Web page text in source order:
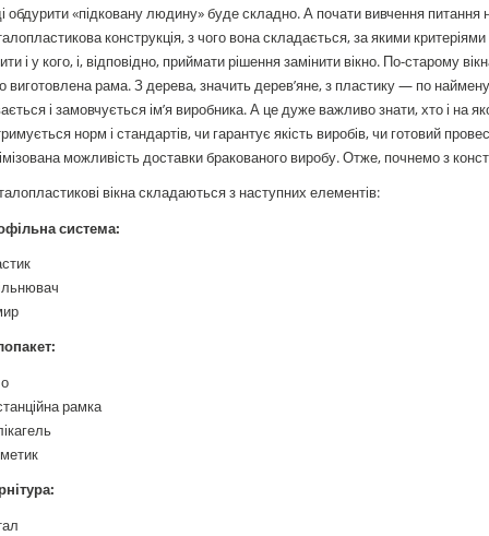
обдурити «підковану людину» буде складно. А почати вивчення
конструкція, з чого вона складається, за якими критеріями
і у кого, і, відповідно, приймати рішення замінити вікно. По-старому
виготовлена рама. З дерева, значить дерев’яне, з пластику — по
і замовчується ім’я виробника. А це дуже важливо знати, хто і на
норм і стандартів, чи гарантує якість виробів, чи готовий
можливість доставки бракованого виробу. Отже, почнемо з
вікна складаються з наступних елементів:
система:
рамка